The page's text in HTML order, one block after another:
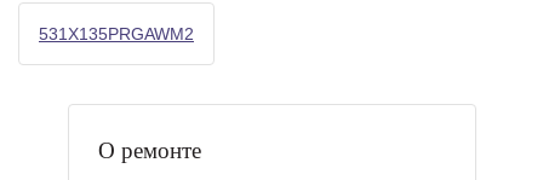
531X135PRGAWM2
О ремонте